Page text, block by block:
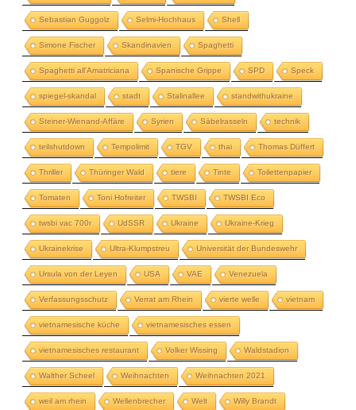
Sebastian Guggolz Selmi-Hochhaus Shell
Simone Fischer Skandinavien Spaghetti
Spaghetti all'Amatriciana Spanische Grippe SPD Speck
spiegel-skandal stadt Stalinallee standwithukraine
Steiner-Wienand-Affäre Syrien Säbelrasseln technik
teilshutdown Tempolimit TGV thai Thomas Düffert
Thriller Thüringer Wald tiere Tinte Toilettenpapier
Tomaten Toni Hofreiter TWSBI TWSBI Eco
twsbi vac 700r UdSSR Ukraine Ukraine-Krieg
Ukrainekrise Ultra-Klumpstreu Universität der Bundeswehr
Ursula von der Leyen USA VAE Venezuela
Verfassungsschutz Verrat am Rhein vierte welle vietnam
vietnamesische küche vietnamesisches essen
vietnamesisches restaurant Volker Wissing Waldstadion
Walther Scheel Weihnachten Weihnachten 2021
weil am rhein Wellenbrecher Welt Willy Brandt